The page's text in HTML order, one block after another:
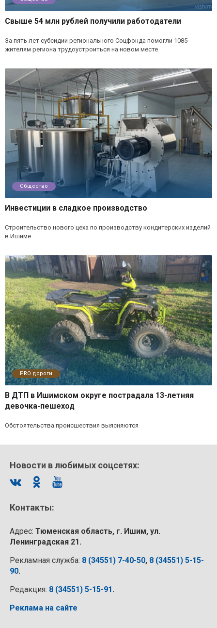
Свыше 54 млн рублей получили работодатели
За пять лет субсидии регионального Соцфонда помогли 1085
жителям региона трудоустроиться на новом месте
Общество
Инвестиции в сладкое производство
Строительство нового цеха по производству кондитерских изделий
в Ишиме
PRO дороги
В ДТП в Ишимском округе пострадала 13-летняя
девочка-пешеход
Обстоятельства происшествия выясняются
Новости в любимых соцсетях:
Контакты:
Адрес: Тюменская область, г. Ишим, ул.
Ленинградская 21.
Рекламная служба: 8 (34551) 7-40-50, 8 (34551) 5-15-
90.
Редакция: 8 (34551) 5-15-91.
Реклама на сайте